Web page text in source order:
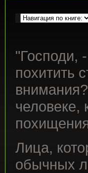
"Господи,
похитить
человеке,
Лица,
обычных